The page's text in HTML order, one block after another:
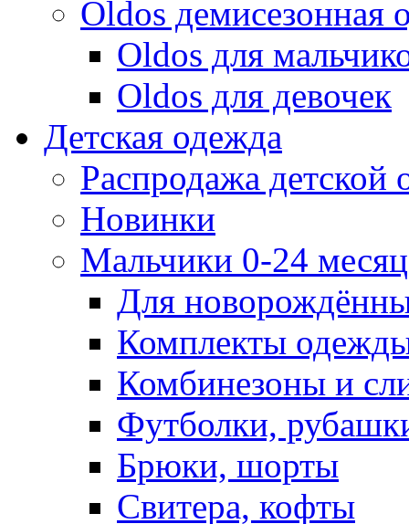
Oldos демисезонная
Oldos для
Oldos для девочек
Детская одежда
Распродажа детской
Новинки
Мальчики 0-24
Для
Комплекты
Комбинезоны и
Футболки,
Брюки, шорты
Свитера, кофты